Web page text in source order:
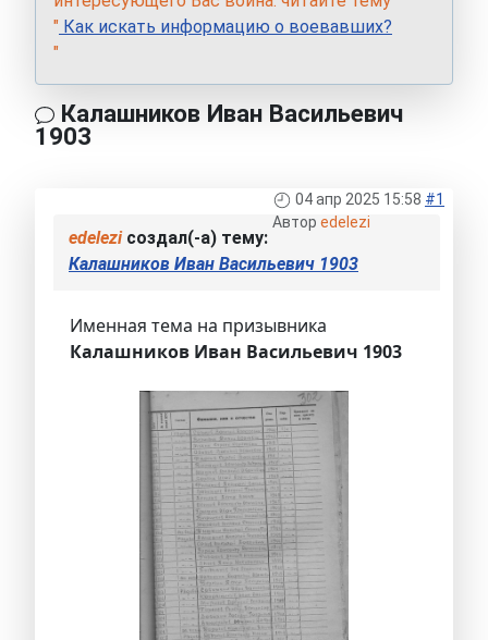
" Как искать информацию о воевавших?
"
Калашников Иван Васильевич
1903
04 апр 2025 15:58 #1
Автор edelezi
edeleziсоздал(-а) тему:
Калашников Иван Васильевич 1903
Именная тема на призывника
Калашников Иван Васильевич 1903